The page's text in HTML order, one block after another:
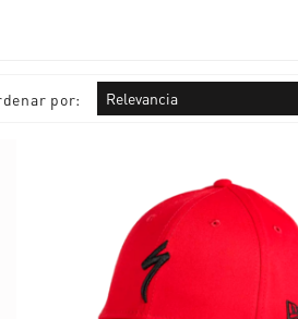
por: Relevancia